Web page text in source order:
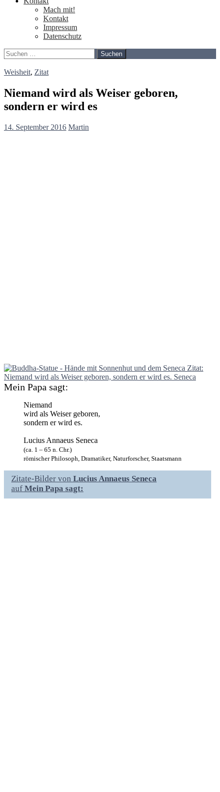
Mach mit!
Kontakt
Impressum
Datenschutz
Suchen
nach:
Weisheit, Zitat
Niemand wird als Weiser geboren,
sondern er wird es
14. September 2016 Martin
Mein Papa sagt:
Niemand
wird als Weiser geboren,
sondern er wird es.
Lucius Annaeus Seneca
(ca. 1 – 65 n. Chr.)
römischer Philosoph, Dramatiker, Naturforscher, Staatsmann
Zitate-Bilder von Lucius Annaeus Seneca
auf Mein Papa sagt: